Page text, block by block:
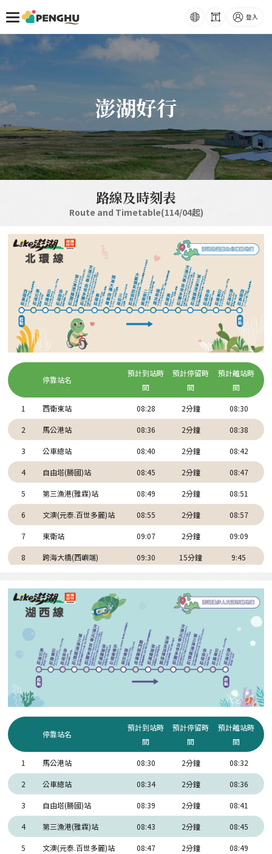
跳到主要內容
語系 字級 登入
首頁 - 台灣好行
澎湖好行
路線及時刻表
Route and Timetable(114/04起)
停靠站名
預計到站時
間
預計停留時
間
預計離站時
間
1 西衛東站 08:28 2分鐘 08:30
2 馬公港站 08:36 2分鐘 08:38
3 公車總站 08:40 2分鐘 08:42
4 自由塔(勝國)站 08:45 2分鐘 08:47
5 第三漁港(雅霖)站 08:49 2分鐘 08:51
6 文澳(元泰.百世多麗)站 08:55 2分鐘 08:57
7 東衛站 09:07 2分鐘 09:09
8 跨海大橋(西嶼端) 09:30 15分鐘 9:45
10 大菓葉玄武岩柱 20分鐘 10:55
11 二崁聚落
12 通梁古榕 11:50 20分鐘
東衛站 12:20 2分鐘 12:22
12:33 12:35
5 第三漁港(雅霖)站 12:39 2分鐘 12:41
12:43 2分鐘 12:45
3 12:48 2分鐘 12:50
馬公港站 2分鐘
西衛東站
停靠站名
預計到站時
間
預計停留時
間
預計離站時
間
1 馬公港站 08:30 2分鐘 08:32
2 公車總站 08:34 2分鐘 08:36
3 自由塔(勝國)站 08:39 2分鐘 08:41
4 第三漁港(雅霖)站 08:43 2分鐘 08:45
5 文澳(元泰.百世多麗)站 08:47 2分鐘 08:49